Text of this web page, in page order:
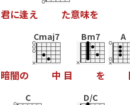
君に逢え た意味を
暗闇の
Cmaj7
中 目
Bm7
を
A
C D/C